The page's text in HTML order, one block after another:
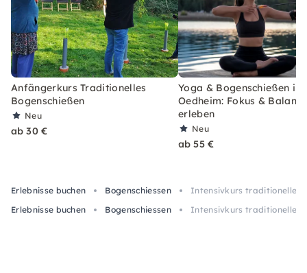
Anfängerkurs Traditionelles
Bogenschießen
Neu
ab 30 €
Yoga & Bogenschießen in
Oedheim: Fokus & Balance
erleben
Neu
ab 55 €
Erlebnisse buchen Bogenschiessen
Intensivkurs traditionelles
Erlebnisse buchen
Bogenschiessen Intensivkurs traditionelles